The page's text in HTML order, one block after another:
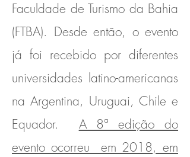
Faculdade de Turismo da Bahia
(FTBA). Desde então, o evento
já foi recebido por diferentes
universidades latino-americanas
na Argentina, Uruguai, Chile e
Equador.
A 8ª edição do
evento ocorreu em 2018, em